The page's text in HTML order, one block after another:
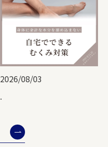
2026/08/03
.